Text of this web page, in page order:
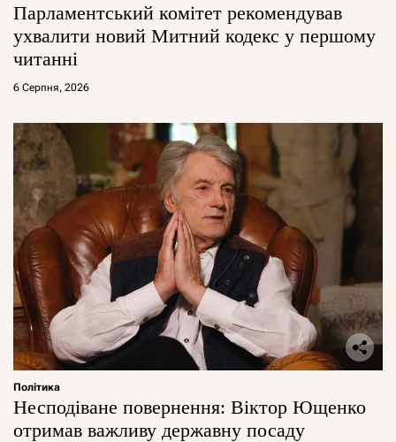
Парламентський комітет рекомендував
ухвалити новий Митний кодекс у першому
читанні
6 Серпня, 2026
Політика
Несподіване повернення: Віктор Ющенко
отримав важливу державну посаду